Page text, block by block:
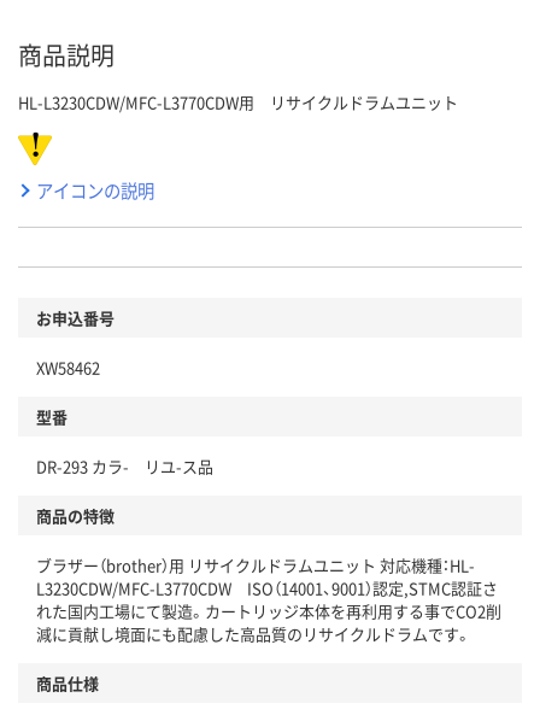
商品説明
HL-L3230CDW/MFC-L3770CDW用 リサイクルドラムユニット
アイコンの説明
お申込番号
XW58462
型番
DR-293 カラ- リユ-ス品
商品の特徴
ブラザー（brother）用 リサイクルドラムユニット 対応機種：HL-
L3230CDW/MFC-L3770CDW ISO（14001、9001）認定,STMC認証さ
れた国内工場にて製造。カートリッジ本体を再利用する事でCO2削
減に貢献し境面にも配慮した高品質のリサイクルドラムです。
商品仕様